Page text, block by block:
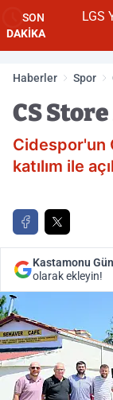
SON
DAKİKA
LGS
Haberler Spor
CS Store
Cidespor'un
katılım ile
Kastamonu
olarak ekleyin!